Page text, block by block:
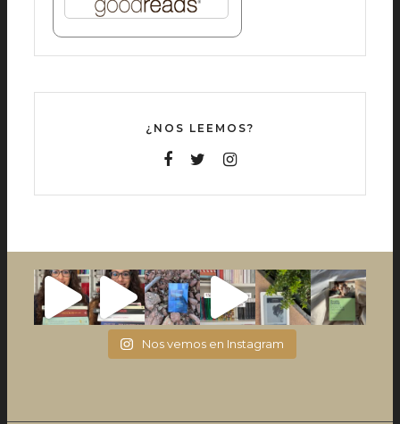
¿NOS LEEMOS?
Nos vemos en Instagram